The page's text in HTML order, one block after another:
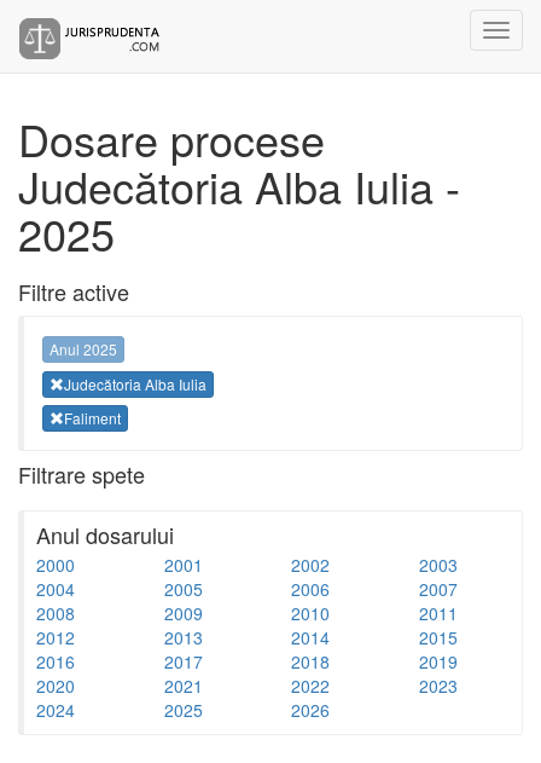
Dosare procese
Judecătoria Alba Iulia -
2025
Filtre active
Anul 2025
Judecătoria Alba Iulia
Faliment
Filtrare spete
Anul dosarului
2000 2001 2002
2003
2004
2005 2006
2007
2008
2009 2010
2011
2012
2013 2014
2015
2016
2017 2018
2019
2020
2021 2022
2023
2024
2025 2026